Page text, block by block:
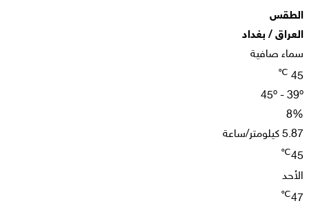
الطقس
العراق / بغداد
سماء صافية
45
℃
45º - 39º
8%
5.87 كيلومتر/ساعة
45
℃
الأحد
47
℃